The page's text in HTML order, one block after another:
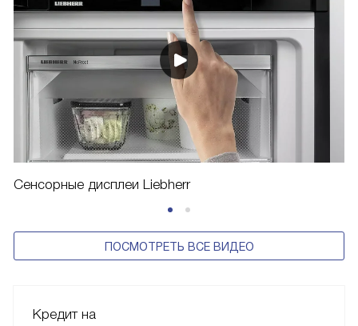
Сенсорные дисплеи Liebherr
ПОСМОТРЕТЬ ВСЕ ВИДЕО
Кредит на